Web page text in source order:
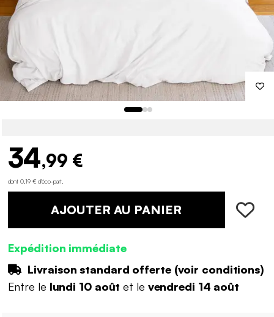
34,99 €
dont 0,19 € d'éco-part
AJOUTER AU PANIER
Expédition immédiate
Livraison standard offerte (voir conditions)
Entre le lundi 10 août et le vendredi 14 août